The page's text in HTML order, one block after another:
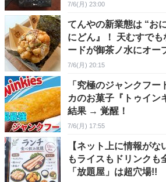
7/6(月) 23:00
てんやの新業態は “お
にどん』！ 天むすで
ードが御茶ノ水にオー
7/6(月) 20:15
「究極のジャンクフ
カのお菓子『トゥイン
結果 → 覚醒！
7/6(月) 17:55
【ネット上に情報が
もライスもドリンクも
「放題屋」は超穴場!!